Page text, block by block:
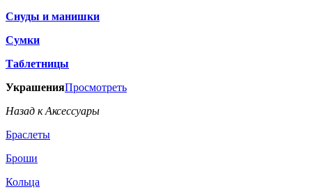
Снуды и манишки
Сумки
Таблетницы
УкрашенияПросмотреть
Назад к Аксессуары
Браслеты
Броши
Кольца